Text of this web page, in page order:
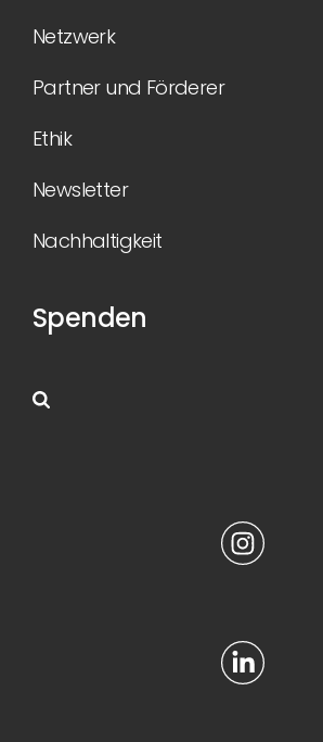
Netzwerk
Partner und Förderer
Ethik
Newsletter
Nachhaltigkeit
Spenden